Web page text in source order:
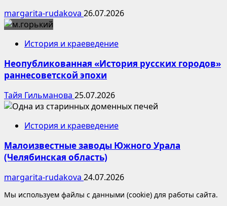
margarita-rudakova 26.07.2026
История и краеведение
Неопубликованная «История русских городов»
раннесоветской эпохи
Тайя Гильманова 25.07.2026
История и краеведение
Малоизвестные заводы Южного Урала
(Челябинская область)
margarita-rudakova 24.07.2026
Мы используем файлы с данными (cookie) для работы сайта.